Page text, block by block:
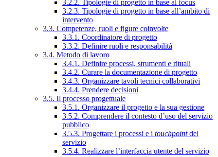
3.2.2. Tipologie di progetto in base al focus
3.2.3. Tipologie di progetto in base all’ambito di
intervento
3.3. Competenze, ruoli e figure coinvolte
3.3.1. Coordinatore di progetto
3.3.2. Definire ruoli e responsabilità
3.4. Metodo di lavoro
3.4.1. Definire processi, strumenti e rituali
3.4.2. Curare la documentazione di progetto
3.4.3. Organizzare tavoli tecnici collaborativi
3.4.4. Prendere decisioni
3.5. Il processo progettuale
3.5.1. Organizzare il progetto e la sua gestione
3.5.2. Comprendere il contesto d’uso del servizio
pubblico
3.5.3. Progettare i processi e i touchpointdel
servizio
3.5.4. Realizzare l’interfaccia utente del servizio